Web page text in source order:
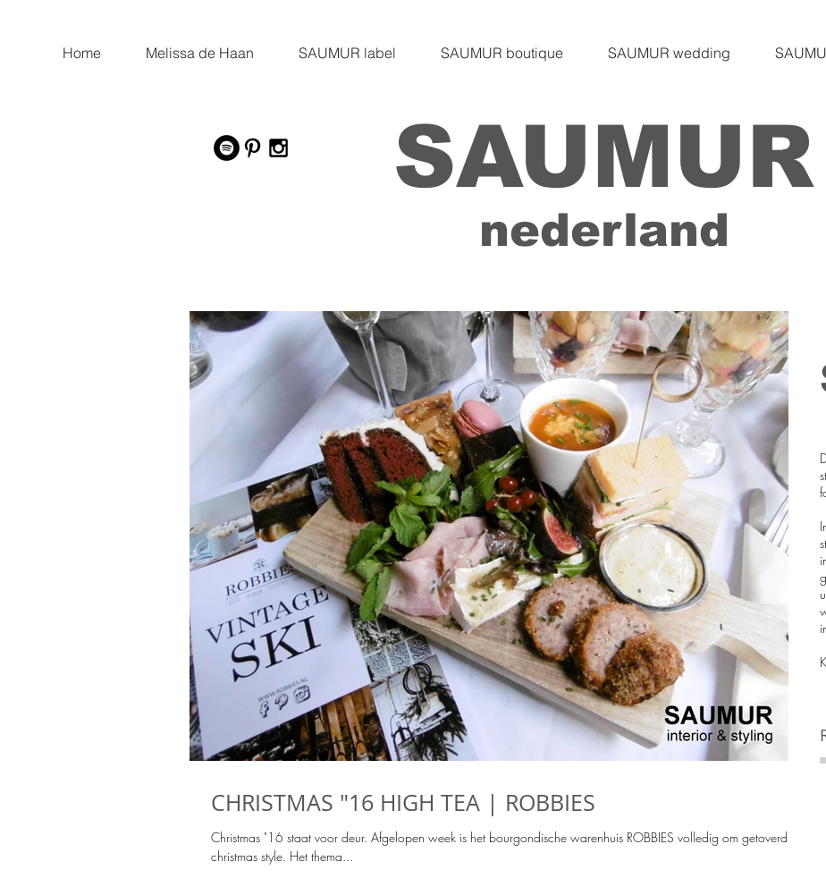
Home Melissa de Haan SAUMUR label SAUMUR boutique SAUMUR wedding
SAUMUR
nederland
CHRISTMAS "16 HIGH TEA | ROBBIES
Christmas "16 staat voor deur. Afgelopen week is het bourgondische warenhuis ROBBIES volledig om getoverd in
christmas style. Het thema...